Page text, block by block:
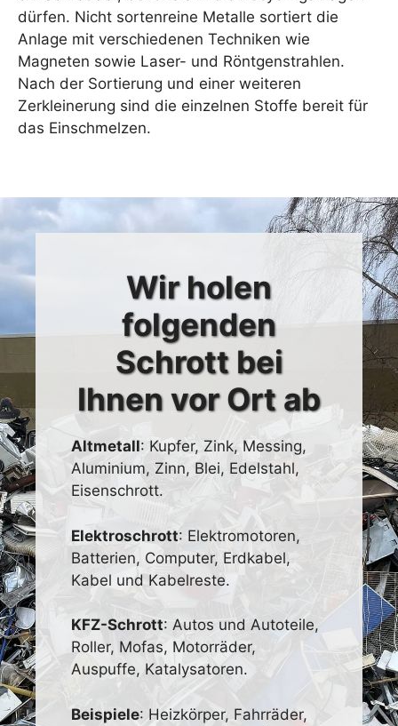
dürfen. Nicht sortenreine Metalle sortiert die
Anlage mit verschiedenen Techniken wie
Magneten sowie Laser- und Röntgenstrahlen.
Nach der Sortierung und einer weiteren
Zerkleinerung sind die einzelnen Stoffe bereit für
das Einschmelzen.
Wir holen
folgenden
Schrott bei
Ihnen vor Ort ab
Altmetall: Kupfer, Zink, Messing,
Aluminium, Zinn, Blei, Edelstahl,
Eisenschrott.
Elektroschrott: Elektromotoren,
Batterien, Computer, Erdkabel,
Kabel und Kabelreste.
KFZ-Schrott: Autos und Autoteile,
Roller, Mofas, Motorräder,
Auspuffe, Katalysatoren.
Beispiele: Heizkörper, Fahrräder,